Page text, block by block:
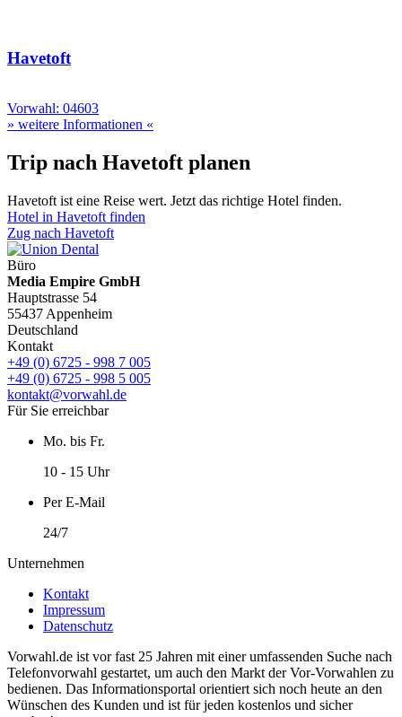
Havetoft
Vorwahl: 04603
» weitere Informationen «
Trip nach Havetoft planen
Havetoft ist eine Reise wert. Jetzt das richtige Hotel finden.
Hotel in Havetoft finden
Zug nach Havetoft
Büro
Media Empire GmbH
Hauptstrasse 54
55437 Appenheim
Deutschland
Kontakt
+49 (0) 6725 - 998 7 005
+49 (0) 6725 - 998 5 005
kontakt@vorwahl.de
Für Sie erreichbar
Mo. bis Fr.
10 - 15 Uhr
Per E-Mail
24/7
Unternehmen
Kontakt
Impressum
Datenschutz
Vorwahl.de ist vor fast 25 Jahren mit einer umfassenden Suche nach
Telefonvorwahl gestartet, um auch den Markt der Vor-Vorwahlen zu
bedienen. Das Informationsportal orientiert sich noch heute an den
Wünschen des Kunden und ist für jeden kostenlos und sicher